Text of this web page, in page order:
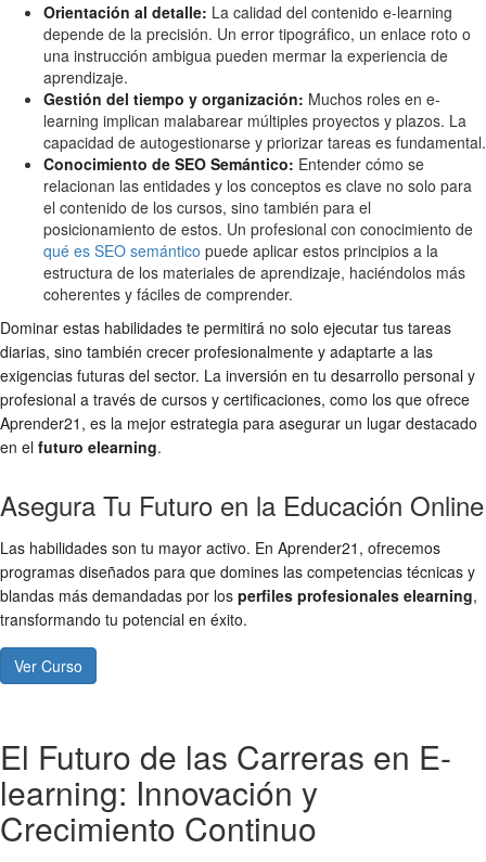
Orientación al detalle: La calidad del contenido e-learning
depende de la precisión. Un error tipográfico, un enlace roto o
una instrucción ambigua pueden mermar la experiencia de
aprendizaje.
Gestión del tiempo y organización: Muchos roles en e-
learning implican malabarear múltiples proyectos y plazos. La
capacidad de autogestionarse y priorizar tareas es fundamental.
Conocimiento de SEO Semántico: Entender cómo se
relacionan las entidades y los conceptos es clave no solo para
el contenido de los cursos, sino también para el
posicionamiento de estos. Un profesional con conocimiento de
qué es SEO semántico puede aplicar estos principios a la
estructura de los materiales de aprendizaje, haciéndolos más
coherentes y fáciles de comprender.
Dominar estas habilidades te permitirá no solo ejecutar tus tareas
diarias, sino también crecer profesionalmente y adaptarte a las
exigencias futuras del sector. La inversión en tu desarrollo personal y
profesional a través de cursos y certificaciones, como los que ofrece
Aprender21, es la mejor estrategia para asegurar un lugar destacado
en el futuro elearning.
Asegura Tu Futuro en la Educación Online
Las habilidades son tu mayor activo. En Aprender21, ofrecemos
programas diseñados para que domines las competencias técnicas y
blandas más demandadas por los perfiles profesionales elearning,
transformando tu potencial en éxito.
Ver Curso
El Futuro de las Carreras en E-
learning: Innovación y
Crecimiento Continuo